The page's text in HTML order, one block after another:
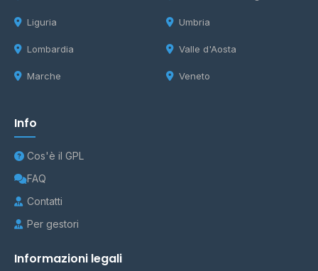
Liguria
Lombardia
Marche
Umbria
Valle d'Aosta
Veneto
Info
Cos'è il GPL
FAQ
Contatti
Per gestori
Informazioni legali